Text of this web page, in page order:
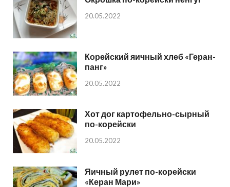
20.05.2022
Корейский яичный хлеб «Геран-
панг»
20.05.2022
Хот дог картофельно-сырный
по-корейски
20.05.2022
Яичный рулет по-корейски
«Керан Мари»